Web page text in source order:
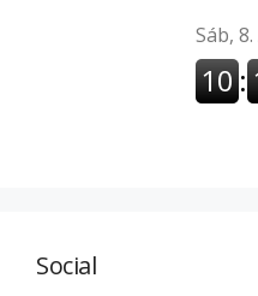
Social